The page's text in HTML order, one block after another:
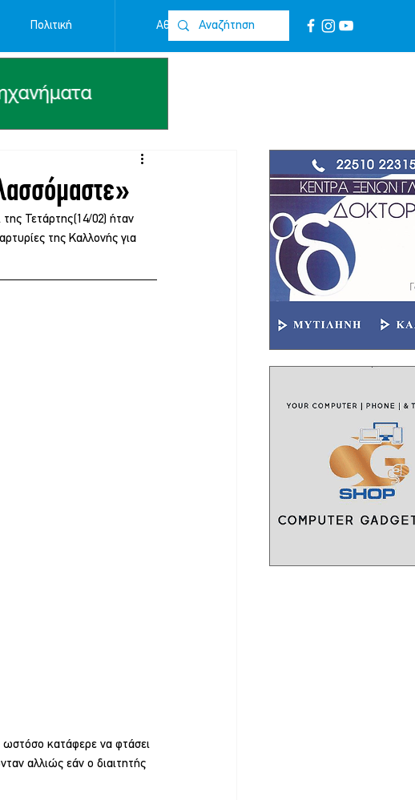
Πολιτική Αθλητικά Επικοινωνία
Τετάρτης(14/02) ήταν
της Καλλονής για
ωστόσο κατάφερε να φτάσει
αλλιώς εάν ο διαιτητής